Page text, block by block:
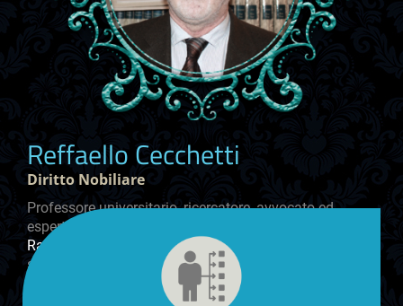
Reffaello Cecchetti
Diritto Nobiliare
Professore universitario, ricercatore, avvocato ed
esperto di Diritto Nobilitare,
Raffaello Cecchetti
è autore di diversi testi di studio
sulla Nobiltà.